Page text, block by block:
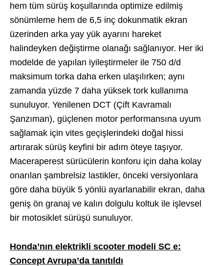
hem tüm sürüş koşullarında optimize edilmiş
sönümleme hem de 6,5 inç dokunmatik ekran
üzerinden arka yay yük ayarını hareket
halindeyken değiştirme olanağı sağlanıyor. Her iki
modelde de yapılan iyileştirmeler ile 750 d/d
maksimum torka daha erken ulaşılırken; aynı
zamanda yüzde 7 daha yüksek tork kullanıma
sunuluyor. Yenilenen DCT (Çift Kavramalı
Şanzıman), güçlenen motor performansına uyum
sağlamak için vites geçişlerindeki doğal hissi
artırarak sürüş keyfini bir adım öteye taşıyor.
Maceraperest sürücülerin konforu için daha kolay
onarılan şambrelsiz lastikler, önceki versiyonlara
göre daha büyük 5 yönlü ayarlanabilir ekran, daha
geniş ön granaj ve kalın dolgulu koltuk ile işlevsel
bir motosiklet sürüşü sunuluyor.
Honda’nın elektrikli scooter modeli SC e:
Concept Avrupa’da tanıtıldı